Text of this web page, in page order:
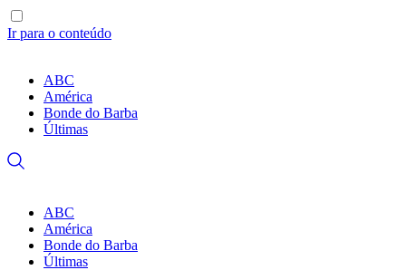
Ir para o conteúdo
ABC
América
Bonde do Barba
Últimas
ABC
América
Bonde do Barba
Últimas